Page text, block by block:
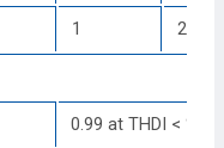
1 2
0.99 at THDI < %4